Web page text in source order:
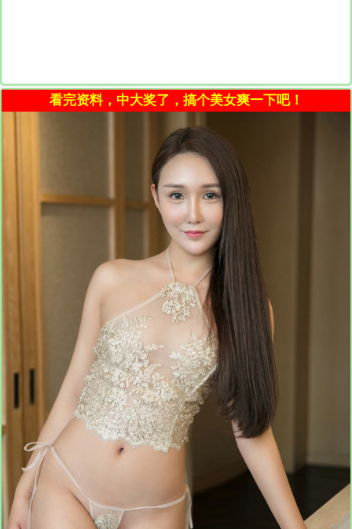
看完资料，中大奖了，搞个美女爽一下吧！